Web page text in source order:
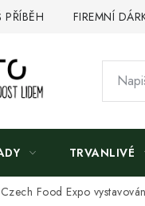
PŘÍBĚH FIREMNÍ
TRVANLIVÉ
Czech Food Expo